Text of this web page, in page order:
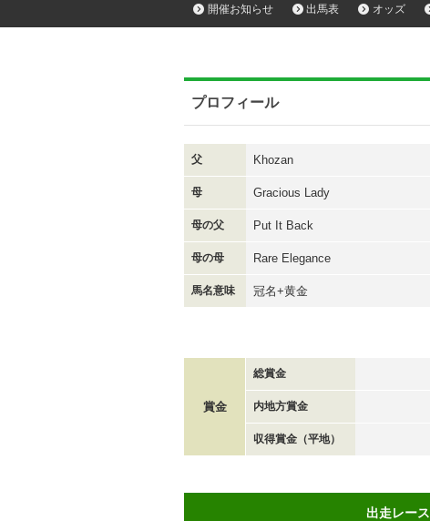
開催お知らせ 出馬表 オッズ
プロフィール
父 Khozan
母 Gracious Lady
母の父 Put It Back
母の母 Rare Elegance
馬名意味 冠名+黄金
賞金
総賞金
内地方賞金
収得賞金（平地）
出走レース